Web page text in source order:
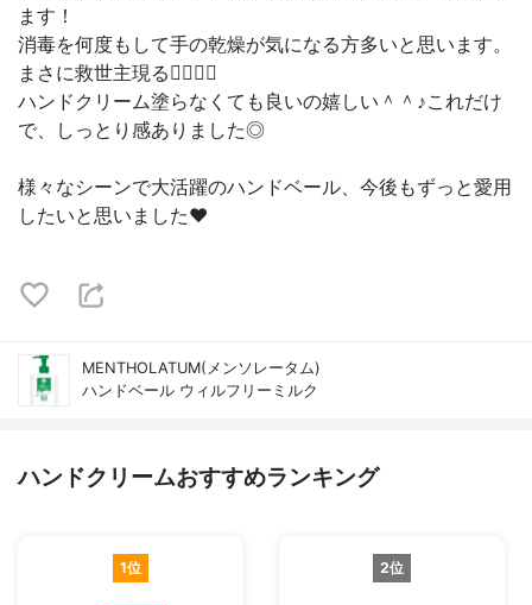
ます！
消毒を何度もして手の乾燥が気になる方多いと思います。
まさに救世主現る🦸‍♀️🦸‍♂️
ハンドクリーム塗らなくても良いの嬉しい＾＾♪これだけ
で、しっとり感ありました◎
様々なシーンで大活躍のハンドベール、今後もずっと愛用
したいと思いました❤️
MENTHOLATUM(メンソレータム)
ハンドベール ウィルフリーミルク
ハンドクリームおすすめランキング
1位 2位